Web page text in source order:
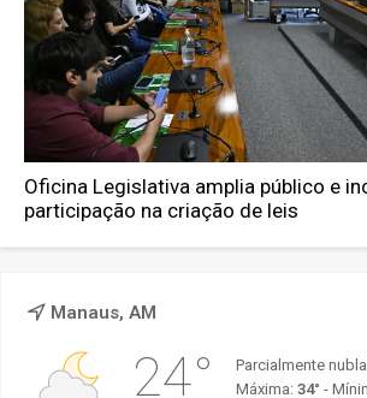
Oficina Legislativa amplia público e
participação na criação de leis
Manaus, AM
24°
Parcialmente
Máxima: 34° -